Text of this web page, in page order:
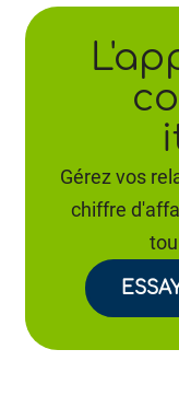
Gérez vos
chiffre